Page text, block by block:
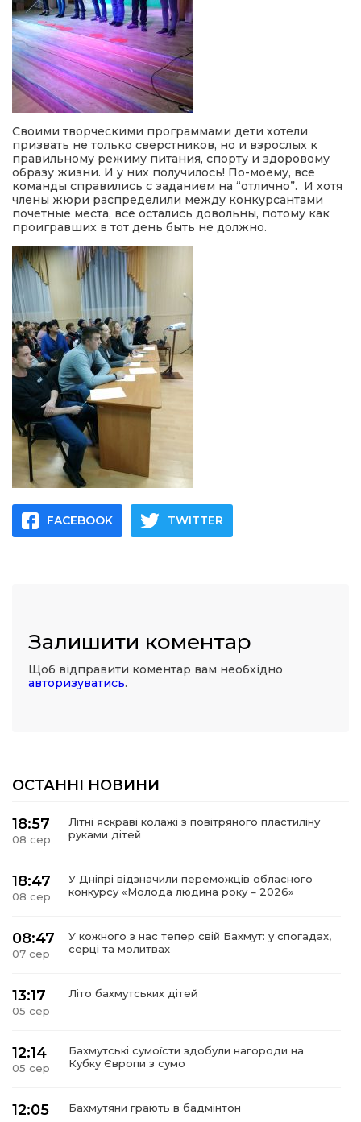
Своими творческими программами дети хотели
призвать не только сверстников, но и взрослых к
правильному режиму питания, спорту и здоровому
образу жизни. И у них получилось! По-моему, все
команды справились с заданием на “отлично”. И хотя
члены жюри распределили между конкурсантами
почетные места, все остались довольны, потому как
проигравших в тот день быть не должно.
FACEBOOK TWITTER
Залишити коментар
Щоб відправити коментар вам необхідно
авторизуватись.
ОСТАННІ НОВИНИ
18:57
08 сер
Літні яскраві колажі з повітряного пластиліну
руками дітей
18:47
08 сер
У Дніпрі відзначили переможців обласного
конкурсу «Молода людина року – 2026»
08:47
07 сер
У кожного з нас тепер свій Бахмут: у спогадах,
серці та молитвах
13:17
05 сер
Літо бахмутських дітей
12:14
05 сер
Бахмутські сумоїсти здобули нагороди на
Кубку Європи з сумо
12:05 Бахмутяни грають в бадмінтон